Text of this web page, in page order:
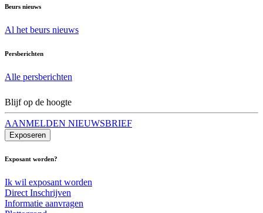
Beurs nieuws
Al het beurs nieuws
Persberichten
Alle persberichten
Blijf op de hoogte
AANMELDEN NIEUWSBRIEF
Exposeren
Exposant worden?
Ik wil exposant worden
Direct Inschrijven
Informatie aanvragen